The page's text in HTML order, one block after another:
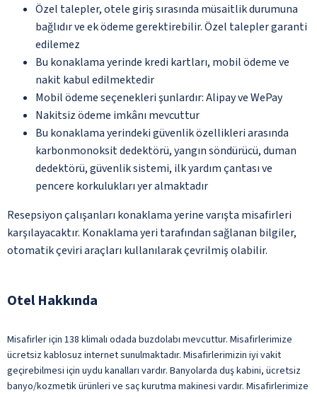
Özel talepler, otele giriş sırasında müsaitlik durumuna
bağlıdır ve ek ödeme gerektirebilir. Özel talepler garanti
edilemez
Bu konaklama yerinde kredi kartları, mobil ödeme ve
nakit kabul edilmektedir
Mobil ödeme seçenekleri şunlardır: Alipay ve WePay
Nakitsiz ödeme imkânı mevcuttur
Bu konaklama yerindeki güvenlik özellikleri arasında
karbonmonoksit dedektörü, yangın söndürücü, duman
dedektörü, güvenlik sistemi, ilk yardım çantası ve
pencere korkulukları yer almaktadır
Resepsiyon çalışanları konaklama yerine varışta misafirleri
karşılayacaktır. Konaklama yeri tarafından sağlanan bilgiler,
otomatik çeviri araçları kullanılarak çevrilmiş olabilir.
Otel Hakkında
Misafirler için 138 klimalı odada buzdolabı mevcuttur. Misafirlerimize
ücretsiz kablosuz internet sunulmaktadır. Misafirlerimizin iyi vakit
geçirebilmesi için uydu kanalları vardır. Banyolarda duş kabini, ücretsiz
banyo/kozmetik ürünleri ve saç kurutma makinesi vardır. Misafirlerimize